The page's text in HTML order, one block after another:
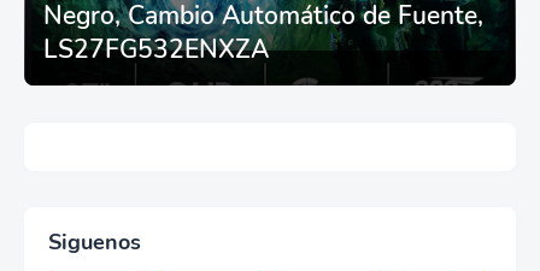
Negro, Cambio Automático de Fuente,
LS27FG532ENXZA
Siguenos